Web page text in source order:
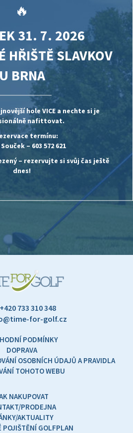
🔥
31. 7. 2026
HŘIŠTĚ SLAVKOV
U BRNA
hole VICEa nechte si je
nafittovat.
termínu:
– 603 572 621
– rezervujte si svůj čas ještě
dnes!
+420 733 310 348
for-golf.cz
PODMÍNKY
DOPRAVA
OSOBNÍCH ÚDAJŮ A PRAVIDLA
TOHOTO WEBU
NAKUPOVAT
PRODEJNA
AKTUALITY
POJIŠTĚNÍ GOLFPLAN